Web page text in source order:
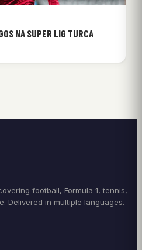
NA SUPER LIG TURCA
football, Formula 1, tennis,
Delivered in multiple languages.